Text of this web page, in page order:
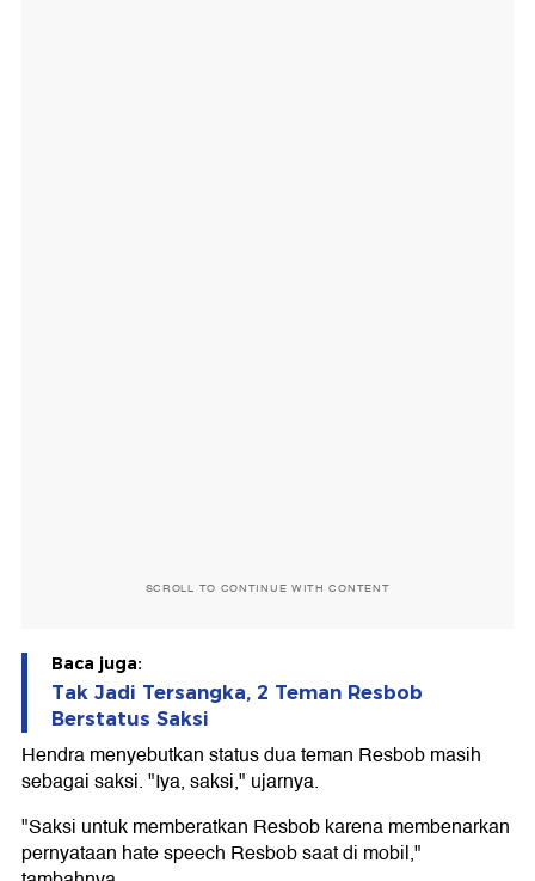
SCROLL TO CONTINUE WITH CONTENT
Baca juga:
Tak Jadi Tersangka, 2 Teman Resbob
Berstatus Saksi
Hendra menyebutkan status dua teman Resbob masih
sebagai saksi. "Iya, saksi," ujarnya.
"Saksi untuk memberatkan Resbob karena membenarkan
pernyataan hate speech Resbob saat di mobil,"